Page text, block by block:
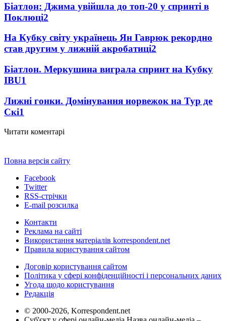
Біатлон: Джима увійшла до топ-20 у спринті в
Поклюці2
На Кубку світу українець Ян Гаврюк рекордно
став другим у лижній акробатиці2
Біатлон. Меркушина виграла спринт на Кубку
IBU1
Лижні гонки. Домінування норвежок на Тур де
Скі1
Читати коментарі
Повна версія сайту
Facebook
Twitter
RSS-стрічки
E-mail розсилка
Контакти
Реклама на сайті
Використання матеріалів korrespondent.net
Правила користування сайтом
Договір користування сайтом
Політика у сфері конфіденційності і персональних даних
Угода щодо користування
Редакція
© 2000-2026, Korrespondent.net